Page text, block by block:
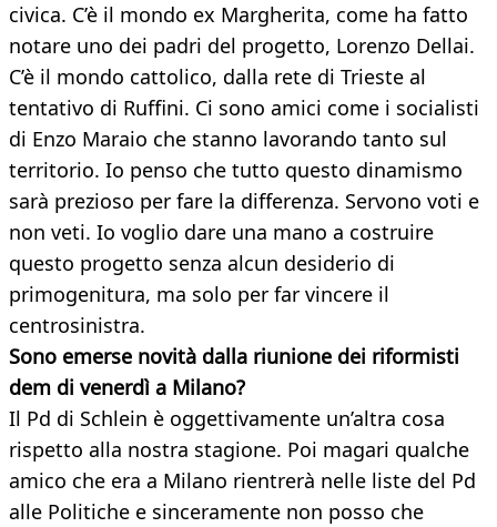
civica. C’è il mondo ex Margherita, come ha fatto
notare uno dei padri del progetto, Lorenzo Dellai.
C’è il mondo cattolico, dalla rete di Trieste al
tentativo di Ruffini. Ci sono amici come i socialisti
di Enzo Maraio che stanno lavorando tanto sul
territorio. Io penso che tutto questo dinamismo
sarà prezioso per fare la differenza. Servono voti e
non veti. Io voglio dare una mano a costruire
questo progetto senza alcun desiderio di
primogenitura, ma solo per far vincere il
centrosinistra.
Sono emerse novità dalla riunione dei riformisti
dem di venerdì a Milano?
Il Pd di Schlein è oggettivamente un’altra cosa
rispetto alla nostra stagione. Poi magari qualche
amico che era a Milano rientrerà nelle liste del Pd
alle Politiche e sinceramente non posso che